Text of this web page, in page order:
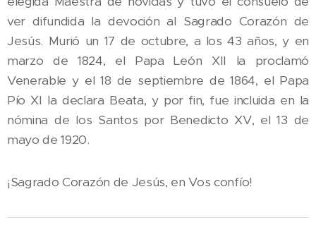
ver difundida la devoción al Sagrado Corazón de
Jesús. Murió un 17 de octubre, a los 43 años, y en
marzo de 1824, el Papa León XII la proclamó
Venerable y el 18 de septiembre de 1864, el Papa
Pío XI la declara Beata, y por fin, fue incluida en la
nómina de los Santos por Benedicto XV, el 13 de
mayo de 1920.
¡Sagrado Corazón de Jesús, en Vos confío!